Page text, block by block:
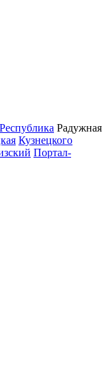
Радужная
Кузнецкого
Портал-